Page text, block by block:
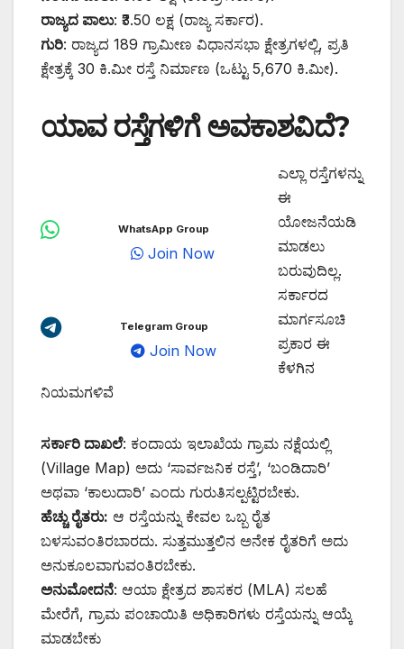
ರಾಜ್ಯದ ಪಾಲು: ₹3.50 ಲಕ್ಷ (ರಾಜ್ಯ ಸರ್ಕಾರ).
ಗುರಿ: ರಾಜ್ಯದ 189 ಗ್ರಾಮೀಣ ವಿಧಾನಸಭಾ ಕ್ಷೇತ್ರಗಳಲ್ಲಿ, ಪ್ರತಿ
ಕ್ಷೇತ್ರಕ್ಕೆ 30 ಕಿ.ಮೀ ರಸ್ತೆ ನಿರ್ಮಾಣ (ಒಟ್ಟು 5,670 ಕಿ.ಮೀ).
ಯಾವ ರಸ್ತೆಗಳಿಗೆ ಅವಕಾಶವಿದೆ?
WhatsApp Group
Join Now
Telegram Group
Join Now
ಎಲ್ಲಾ ರಸ್ತೆಗಳನ್ನು
ಈ
ಯೋಜನೆಯಡಿ
ಮಾಡಲು
ಬರುವುದಿಲ್ಲ.
ಸರ್ಕಾರದ
ಮಾರ್ಗಸೂಚಿ
ಪ್ರಕಾರ ಈ
ಕೆಳಗಿನ
ನಿಯಮಗಳಿವೆ
ಸರ್ಕಾರಿ ದಾಖಲೆ: ಕಂದಾಯ ಇಲಾಖೆಯ ಗ್ರಾಮ ನಕ್ಷೆಯಲ್ಲಿ
(Village Map) ಅದು ‘ಸಾರ್ವಜನಿಕ ರಸ್ತೆ’, ‘ಬಂಡಿದಾರಿ’
ಅಥವಾ ‘ಕಾಲುದಾರಿ’ ಎಂದು ಗುರುತಿಸಲ್ಪಟ್ಟಿರಬೇಕು.
ಹೆಚ್ಚು ರೈತರು: ಆ ರಸ್ತೆಯನ್ನು ಕೇವಲ ಒಬ್ಬ ರೈತ
ಬಳಸುವಂತಿರಬಾರದು. ಸುತ್ತಮುತ್ತಲಿನ ಅನೇಕ ರೈತರಿಗೆ ಅದು
ಅನುಕೂಲವಾಗುವಂತಿರಬೇಕು.
ಅನುಮೋದನೆ: ಆಯಾ ಕ್ಷೇತ್ರದ ಶಾಸಕರ (MLA) ಸಲಹೆ
ಮೇರೆಗೆ, ಗ್ರಾಮ ಪಂಚಾಯಿತಿ ಅಧಿಕಾರಿಗಳು ರಸ್ತೆಯನ್ನು ಆಯ್ಕೆ
ಮಾಡಬೇಕು